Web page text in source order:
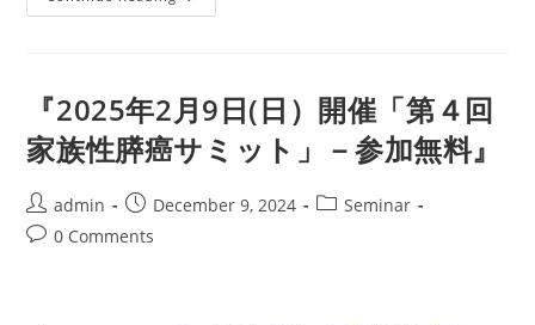
Your
Register
For
PurpleStrideTokyo
2025
＠
2025-
3-
『2025年2月9日(日）開催「第４回
家族性膵癌サミット」－参加無料』
Post
author:
admin
Post
published:
December 9, 2024
PostSeminar
Post0 Comments